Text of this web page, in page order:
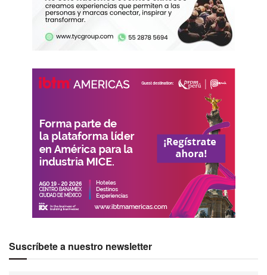
Suscríbete a nuestro newsletter